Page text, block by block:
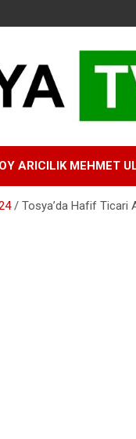
ARICILIK MEHMET
Tosya’da Hafif Ticari